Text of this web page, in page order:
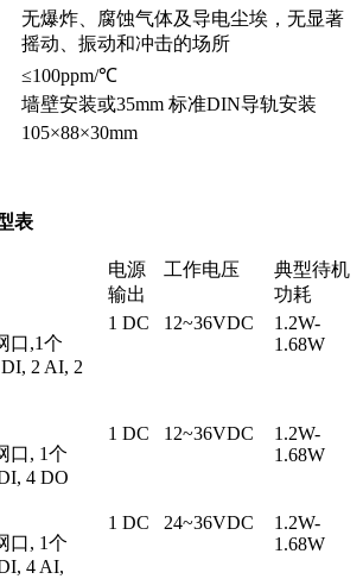
无爆炸、腐蚀气体及导电尘埃，无显著
摇动、振动和冲击的场所
≤100ppm/℃
墙壁安装或35mm 标准DIN导轨安装
105×88×30mm
表
电源
输出
工作电压
典型待机
功耗
口,1个
2 AI, 2
1 DC 12~36VDC
1.2W-
1.68W
口, 1个
4 DO
1 DC 12~36VDC
1.2W-
1.68W
口, 1个
4 AI,
1 DC 24~36VDC
1.2W-
1.68W